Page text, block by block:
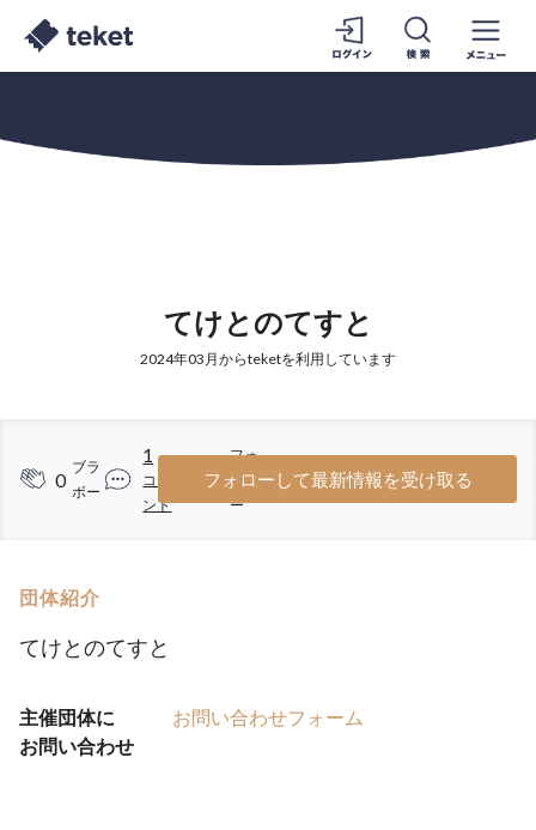
てけとのてすと
2024年03月からteketを利用しています
0
ブラ
ボー
1
コメ
ント
2
フォ
ロワ
ー
フォローして最新情報を受け取る
団体紹介
てけとのてすと
主催団体に
お問い合わせ
お問い合わせフォーム